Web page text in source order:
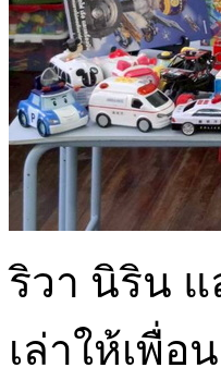
ริวา นิริน
เล่าให้เพื่อ